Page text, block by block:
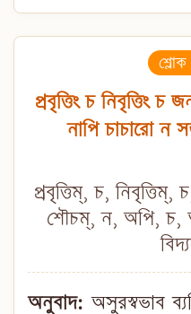
শ্লোক
প্রবৃত্তিং চ নিবৃত্তিং চ
নাপি চাচারো ন
প্রবৃত্তিম্, চ,
শৌচম্, ন, অপি, চ,
অনুবাদ: অসুরস্বভাব